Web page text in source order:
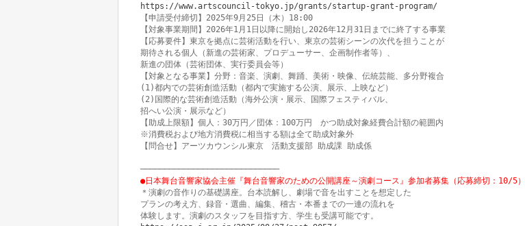
https://www.artscouncil-tokyo.jp/grants/startup-grant-program/
【申請受付締切】2025年9月25日（木）18:00
【対象事業期間】2026年1月1日以降に開始し2026年12月31日までに終了する事業
【応募要件】東京を拠点に芸術活動を行い、東京の芸術シーンの次代を担うことが
期待される個人（新進の芸術家、プロデューサー、企画制作者等）、
新進の団体（芸術団体、実行委員会等）
【対象となる事業】分野：音楽、演劇、舞踊、美術・映像、伝統芸能、多分野複合
(1)都内での芸術創造活動（都内で実施する公演、展示、上映など）
(2)国際的な芸術創造活動（海外公演・展示、国際フェスティバル、
招へい公演・展示など）
【助成上限額】個人：30万円／団体：100万円　かつ助成対象経費合計額の範囲内
※消費税および地方消費税に相当する額は全て助成対象外
【問合せ】アーツカウンシル東京　活動支援部 助成課 助成係
─────────────────────────────
●日本舞台音響家協会主催『舞台音響家のための公開講座～演劇コース』参加者募集（応募締切：10/5）
＊演劇の音作りの基礎講座。台本読解し、劇場で音を出すことを想定した
プランの考え方、録音・選曲、編集、稽古・本番までの一連の流れを